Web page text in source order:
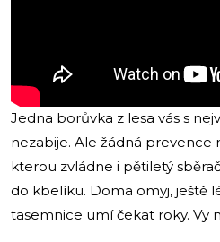
Jedna borůvka z lesa vás s
nezabije. Ale žádná prevence
kterou zvládne i pětiletý
do kbelíku. Doma omyj, ještě
tasemnice umí čekat roky. Vy